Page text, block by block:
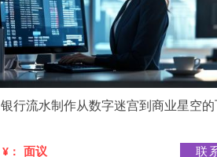
银行流水制作从数字迷宫到商业星空
¥： 面议 联